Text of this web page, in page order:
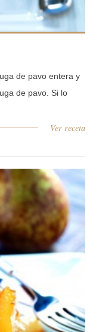
de pavo entera y
de pavo. Si lo
Ver receta